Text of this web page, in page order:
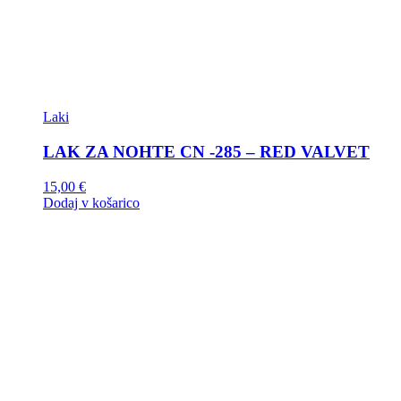
Laki
LAK ZA NOHTE CN -285 – RED VALVET
15,00 €
Dodaj v košarico